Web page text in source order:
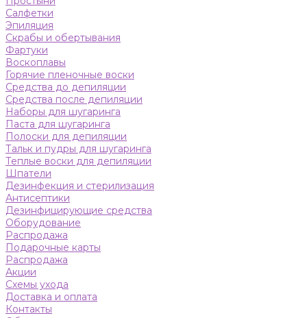
Салфетки
Эпиляция
Скрабы и обертывания
Фартуки
Воскоплавы
Горячие пленочные воски
Средства до депиляции
Средства после депиляции
Наборы для шугаринга
Паста для шугаринга
Полоски для депиляции
Тальк и пудры для шугаринга
Теплые воски для депиляции
Шпатели
Дезинфекция и стерилизация
Антисептики
Дезинфицирующие средства
Оборудование
Распродажа
Подарочные карты
Распродажа
Акции
Схемы ухода
Доставка и оплата
Контакты